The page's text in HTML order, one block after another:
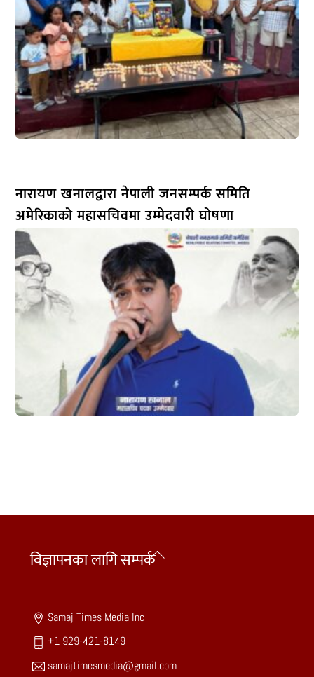
नारायण खनालद्वारा नेपाली जनसम्पर्क समिति
अमेरिकाको महासचिवमा उम्मेदवारी घोषणा
Back
विज्ञापनका लागि सम्पर्क
Samaj Times Media Inc
+1 929-421-8149
samajtimesmedia@gmail.com